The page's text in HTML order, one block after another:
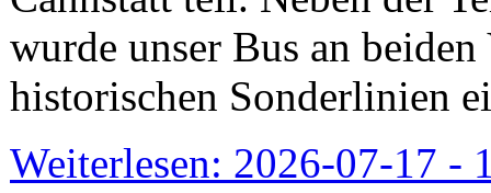
wurde unser Bus an
historischen Sonderlinien
Weiterlesen: 2026-07-17 -